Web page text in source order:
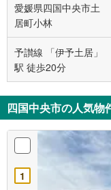
愛媛県四国中央市土
居町小林
予讃線 「伊予土居」
駅 徒歩20分
四国中央市の人気物
1